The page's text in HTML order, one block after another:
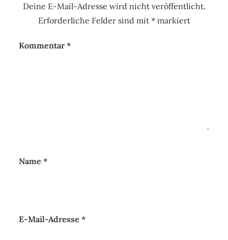
Deine E-Mail-Adresse wird nicht veröffentlicht.
Erforderliche Felder sind mit *markiert
Kommentar*
Name*
E-Mail-Adresse*